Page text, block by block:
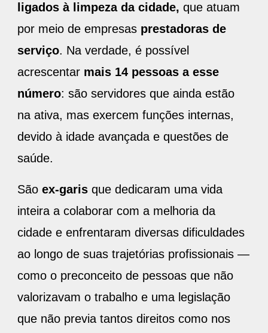
ligados à limpeza da cidade, que atuam
por meio de empresas prestadoras de
serviço. Na verdade, é possível
acrescentar mais 14 pessoas a esse
número: são servidores que ainda estão
na ativa, mas exercem funções internas,
devido à idade avançada e questões de
saúde.
São ex-garis que dedicaram uma vida
inteira a colaborar com a melhoria da
cidade e enfrentaram diversas dificuldades
ao longo de suas trajetórias profissionais —
como o preconceito de pessoas que não
valorizavam o trabalho e uma legislação
que não previa tantos direitos como nos